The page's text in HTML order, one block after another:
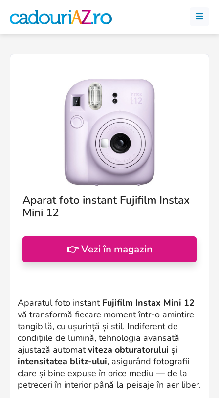
Aparat foto instant Fujifilm Instax
Mini 12
👉 Vezi în magazin
Aparatul foto instant Fujifilm Instax Mini 12
vă transformă fiecare moment într-o amintire
tangibilă, cu ușurință și stil. Indiferent de
condițiile de lumină, tehnologia avansată
ajustază automatviteza obturatorului și
intensitatea blitz-ului, asigurând fotografii
clare și bine expuse în orice mediu — de la
petreceri în interior până la peisaje în aer liber.